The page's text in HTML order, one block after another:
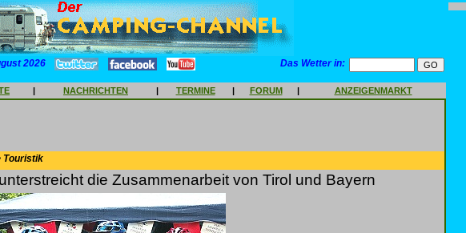
2026 Das Wetter in:
| NACHRICHTEN | TERMINE | FORUM | ANZEIGENMARKT
Touristik
die Zusammenarbeit von Tirol und Bayern